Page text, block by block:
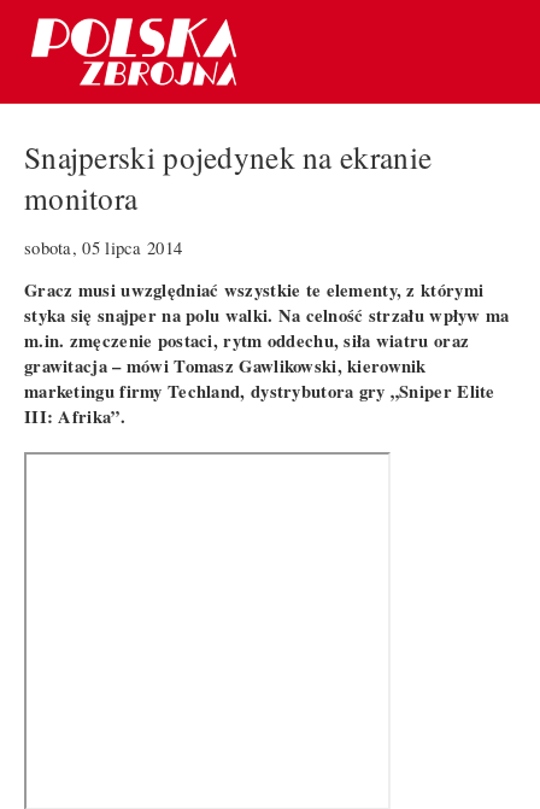
Snajperski pojedynek na ekranie
monitora
sobota, 05 lipca 2014
Gracz musi uwzględniać wszystkie te elementy, z którymi
styka się snajper na polu walki. Na celność strzału wpływ ma
m.in. zmęczenie postaci, rytm oddechu, siła wiatru oraz
grawitacja – mówi Tomasz Gawlikowski, kierownik
marketingu firmy Techland, dystrybutora gry „Sniper Elite
III: Afrika”.